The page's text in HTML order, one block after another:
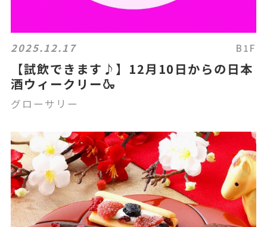
2025.12.17 B1F
【試飲できます♪】12月10日からの日本
酒ウィークリー🍶
グローサリー